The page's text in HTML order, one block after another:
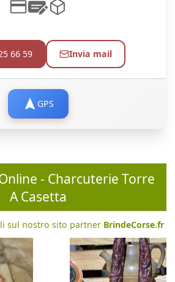
66 59 Invia mail
GPS
- Charcuterie Torre
A Casetta
sul nostro sito partner BrindeCorse.fr